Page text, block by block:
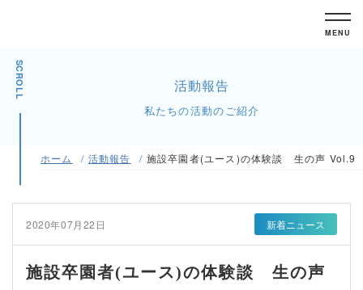
MENU
SCROLL 活動報告
私たちの活動のご紹介
ホーム 活動報告 施設卒園者(ユース)の体験談 生の声 Vol.9
2020年07月22日 新着ニュース
施設卒園者(ユース)の体験談 生の声